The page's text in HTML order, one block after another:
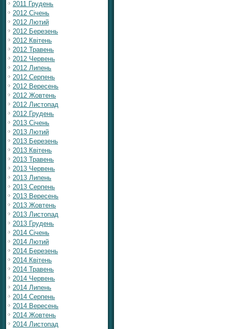
2011 Грудень
2012 Січень
2012 Лютий
2012 Березень
2012 Квітень
2012 Травень
2012 Червень
2012 Липень
2012 Серпень
2012 Вересень
2012 Жовтень
2012 Листопад
2012 Грудень
2013 Січень
2013 Лютий
2013 Березень
2013 Квітень
2013 Травень
2013 Червень
2013 Липень
2013 Серпень
2013 Вересень
2013 Жовтень
2013 Листопад
2013 Грудень
2014 Січень
2014 Лютий
2014 Березень
2014 Квітень
2014 Травень
2014 Червень
2014 Липень
2014 Серпень
2014 Вересень
2014 Жовтень
2014 Листопад